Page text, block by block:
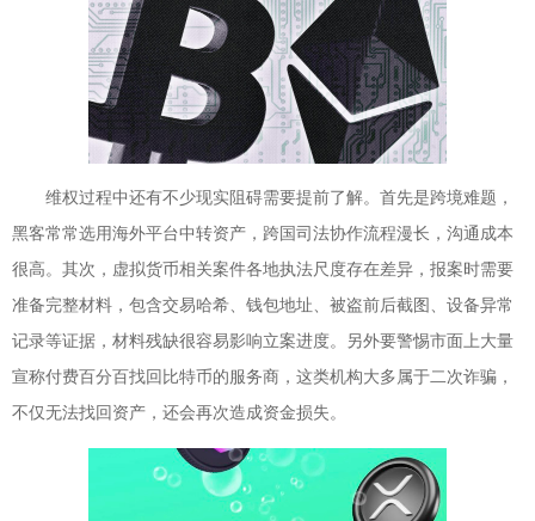
维权过程中还有不少现实阻碍需要提前了解。首先是跨境难题，
黑客常常选用海外平台中转资产，跨国司法协作流程漫长，沟通成本
很高。其次，虚拟货币相关案件各地执法尺度存在差异，报案时需要
准备完整材料，包含交易哈希、钱包地址、被盗前后截图、设备异常
记录等证据，材料残缺很容易影响立案进度。另外要警惕市面上大量
宣称付费百分百找回比特币的服务商，这类机构大多属于二次诈骗，
不仅无法找回资产，还会再次造成资金损失。